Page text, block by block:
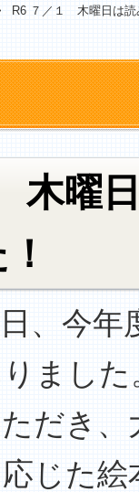
R6 ７／１ 木曜日は読
曜
、今年
まし
だき
じた